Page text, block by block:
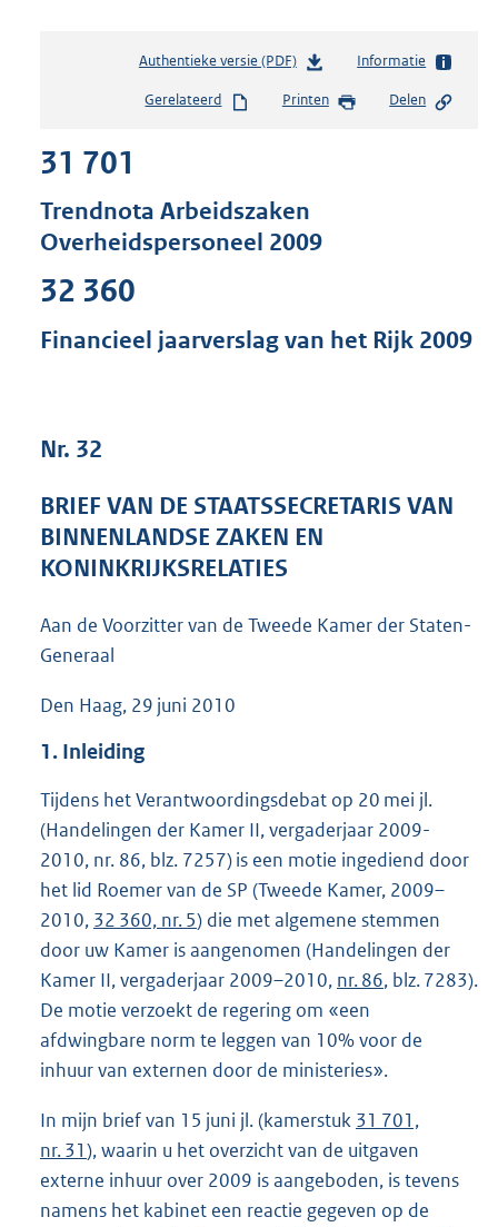
Authentieke versie (PDF)b
s
s
g
t
b
Informatie
Gerelateerd Printen Delen
31 701
Trendnota Arbeidszaken
Overheidspersoneel 2009
32 360
Financieel jaarverslag van het Rijk 2009
Nr. 32
BRIEF VAN DE STAATSSECRETARIS VAN
BINNENLANDSE ZAKEN EN
KONINKRIJKSRELATIES
Aan de Voorzitter van de Tweede Kamer der Staten-
Generaal
Den Haag, 29 juni 2010
1. Inleiding
Tijdens het Verantwoordingsdebat op 20 mei jl.
(Handelingen der Kamer II, vergaderjaar 2009-
2010, nr. 86, blz. 7257) is een motie ingediend door
het lid Roemer van de SP (Tweede Kamer, 2009–
2010, 32 360, nr. 5) die met algemene stemmen
door uw Kamer is aangenomen (Handelingen der
Kamer II, vergaderjaar 2009–2010, nr. 86, blz. 7283).
De motie verzoekt de regering om «een
afdwingbare norm te leggen van 10% voor de
inhuur van externen door de ministeries».
In mijn brief van 15 juni jl. (kamerstuk 31 701,
nr. 31), waarin u het overzicht van de uitgaven
externe inhuur over 2009 is aangeboden, is tevens
namens het kabinet een reactie gegeven op de